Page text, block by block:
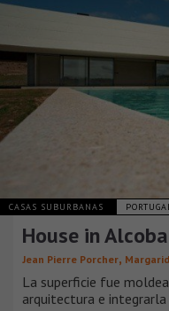
CASAS SUBURBANAS
House in
Jean Pierre Porcher,
La superficie fue
arquitectura e